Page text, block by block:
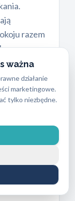
ważna
działanie
marketingowe.
tylko niezbędne.
razem
się
lub
budują
z